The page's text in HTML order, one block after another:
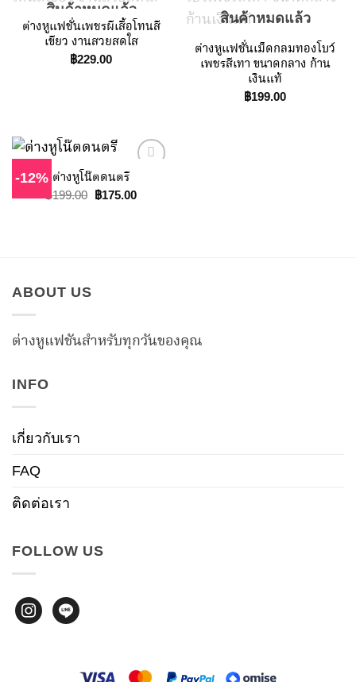
Add to
Wishlist
สินค้าหมดแล้ว
ต่างหูแฟชั่นเพชรผีเสื้อโทนสี
เขียว งานสวยสดใส
฿229.00
Add to
Wishlist
สินค้าหมดแล้ว
ต่างหูแฟชั่นเม็ดกลมทองโบว์
เพชรสีเทา ขนาดกลาง ก้าน
เงินแท้
฿199.00
-12% ต่างหูโน๊ตดนตรี
฿199.00 Original
฿175.00Current
ABOUT US
ต่างหูแฟชันสำหรับทุกวันของคุณ
INFO
เกี่ยวกับเรา
FAQ
ติดต่อเรา
FOLLOW US
instagram
line